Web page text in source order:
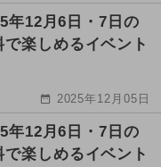
年12月6日・7日の
楽しめるイベント
2025年12月05日
年12月6日・7日の
楽しめるイベント